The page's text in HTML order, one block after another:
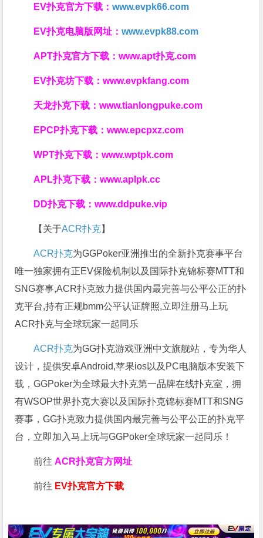
EV扑克官方下载：www.evpk66.com
EV扑克电脑版网址：www.evpk88.com
APT扑克官方下载：www.apt扑克.com
EV扑克坊下载：www.evpkfang.com
天龙扑克下载：www.tianlongpuke.com
EPCP扑克下载：www.epcpxz.com
WPT扑克下载：www.wptpk.com
APL扑克下载：www.aplpk.cc
DD扑克下载：www.ddpuke.vip
【关于ACR扑克】
ACR扑克为GGPoker亚洲推出的全新扑克赛事平台
唯一独家拥有正EV保险机制以及国际扑克锦标赛MTT和
SNG赛事,ACR扑克致力提供国内最完善与公平公正的扑
克平台,持有正规bmm公平认证牌照,立即注册马上玩
ACR扑克与全球玩家一起同乐
ACR扑克为GG扑克游戏亚洲中文旗舰站，专为华人
设计，提供安卓Android,苹果ios以及PC电脑版本安装下
载，GGPoker为全球最大扑克第一品牌在线扑克室，拥
有WSOP世界扑克大赛以及国际扑克锦标赛MTT和SNG
赛事，GG扑克致力提供国内最完善与公平公正的扑克平
台，立即加入马上玩与GGPoker全球玩家一起同乐！
前往ACR扑克官方网址
前往 EV扑克官方下载